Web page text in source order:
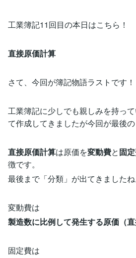
工業簿記11回目の本日はこちら！
直接原価計算
さて、今回が簿記物語ラストです！
工業簿記に少しでも親しみを持っ
て作成してきましたが今回が最後の
直接原価計算は原価を変動費と固
徴です。
最後まで「分類」が出てきましたね
変動費は
製造数に比例して発生する原価（直
固定費は